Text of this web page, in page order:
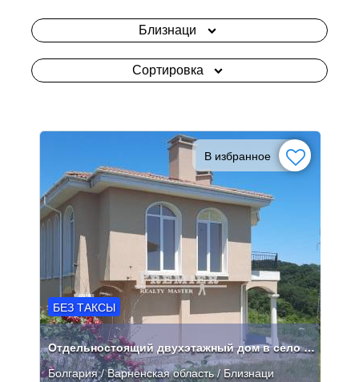
Близнаци
Сортировка
В избранное
БЕЗ ТАКСЫ
Отдельностоящий двухэтажный дом в село Близнаци
Болгария / Варненская область / Близнаци